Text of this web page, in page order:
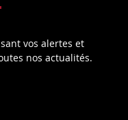
vos alertes et
nos actualités.